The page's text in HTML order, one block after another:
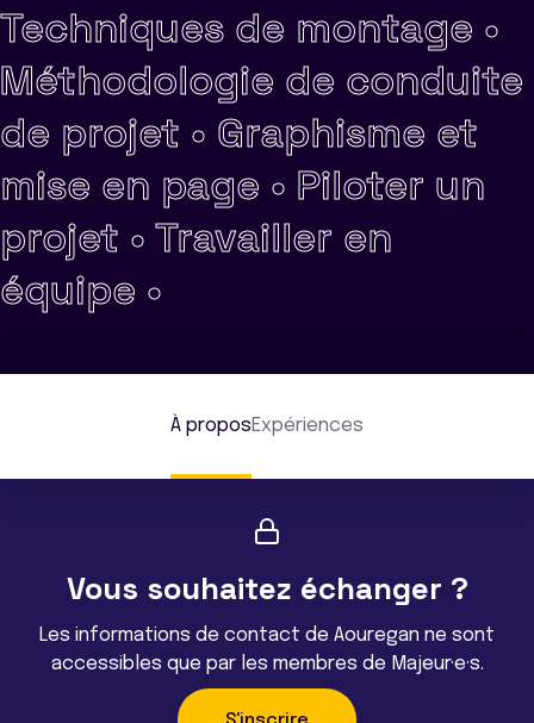
Techniques de montage •
Méthodologie de conduite
de projet • Graphisme et
mise en page • Piloter un
projet • Travailler en
équipe •
À proposExpériences
Vous souhaitez échanger ?
Les informations de contact de Aouregan ne sont
accessibles que par les membres de Majeur·e·s.